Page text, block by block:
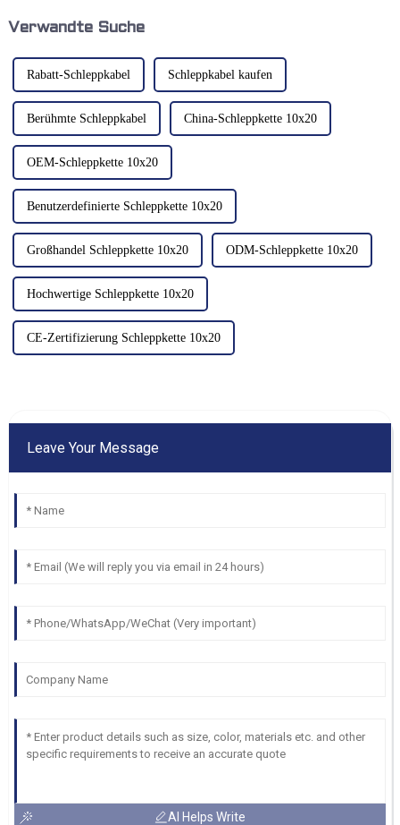
Herausforderungen, vor denen
Verwandte Suche
Rabatt-Schleppkabel Schleppkabel kaufen
Berühmte Schleppkabel China-Schleppkette 10x20
OEM-Schleppkette 10x20
Benutzerdefinierte Schleppkette 10x20
Großhandel Schleppkette 10x20 ODM-Schleppkette 10x20
Hochwertige Schleppkette 10x20
CE-Zertifizierung Schleppkette 10x20
Leave Your Message
AI Helps Write